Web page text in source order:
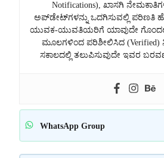
Notifications), ಖಾಸಗಿ
ಅಪ್‌ಡೇಟ್‌ಗಳನ್ನು ಒದಗಿಸುವಲ್ಲಿ ಪರಿಣತಿ
ಯುವಕ-ಯುವತಿಯರಿಗೆ ಯಾವುದೇ
ಮೂಲಗಳಿಂದ ಪರಿಶೀಲಿಸಿದ
ಸಕಾಲದಲ್ಲಿ ತಲುಪಿಸುವುದೇ ಇವರ
WhatsApp Group